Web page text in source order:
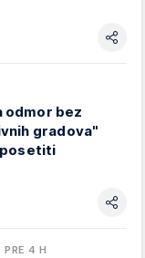
odmor bez
gradova"
PRE 4 H